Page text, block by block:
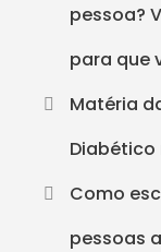
pessoa?
para que
Matéria
Diabético
Como
pessoas